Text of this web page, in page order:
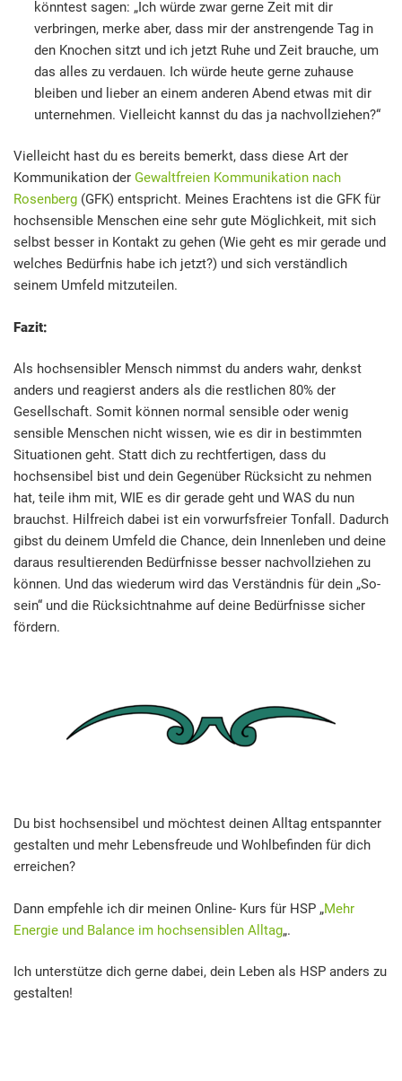
könntest sagen: „Ich würde zwar gerne Zeit mit dir
verbringen, merke aber, dass mir der anstrengende Tag in
den Knochen sitzt und ich jetzt Ruhe und Zeit brauche, um
das alles zu verdauen. Ich würde heute gerne zuhause
bleiben und lieber an einem anderen Abend etwas mit dir
unternehmen. Vielleicht kannst du das ja nachvollziehen?“
Vielleicht hast du es bereits bemerkt, dass diese Art der
Kommunikation der Gewaltfreien Kommunikation nach
Rosenberg (GFK) entspricht. Meines Erachtens ist die GFK für
hochsensible Menschen eine sehr gute Möglichkeit, mit sich
selbst besser in Kontakt zu gehen (Wie geht es mir gerade und
welches Bedürfnis habe ich jetzt?) und sich verständlich
seinem Umfeld mitzuteilen.
Fazit:
Als hochsensibler Mensch nimmst du anders wahr, denkst
anders und reagierst anders als die restlichen 80% der
Gesellschaft. Somit können normal sensible oder wenig
sensible Menschen nicht wissen, wie es dir in bestimmten
Situationen geht. Statt dich zu rechtfertigen, dass du
hochsensibel bist und dein Gegenüber Rücksicht zu nehmen
hat, teile ihm mit, WIE es dir gerade geht und WAS du nun
brauchst. Hilfreich dabei ist ein vorwurfsfreier Tonfall. Dadurch
gibst du deinem Umfeld die Chance, dein Innenleben und deine
daraus resultierenden Bedürfnisse besser nachvollziehen zu
können. Und das wiederum wird das Verständnis für dein „So-
sein“ und die Rücksichtnahme auf deine Bedürfnisse sicher
fördern.
Du bist hochsensibel und möchtest deinen Alltag entspannter
gestalten und mehr Lebensfreude und Wohlbefinden für dich
erreichen?
Dann empfehle ich dir meinen Online- Kurs für HSP „Mehr
Energie und Balance im hochsensiblen Alltag„.
Ich unterstütze dich gerne dabei, dein Leben als HSP anders zu
gestalten!